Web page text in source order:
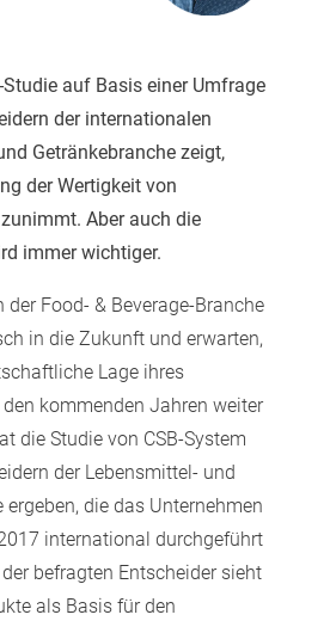
Studie auf Basis einer Umfrage
der internationalen
Getränkebranche zeigt,
der Wertigkeit von
Aber auch die
immer wichtiger.
der Food- & Beverage-Branche
in die Zukunft und erwarten,
Lage ihres
kommenden Jahren weiter
die Studie von CSB-System
der Lebensmittel- und
ergeben, die das Unternehmen
international durchgeführt
befragten Entscheider sieht
als Basis für den